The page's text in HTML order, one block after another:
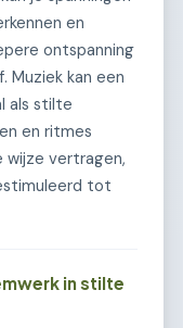
en
ontspanning
Muziek kan een
als stilte
en ritmes
wijze vertragen,
tot
in stilte